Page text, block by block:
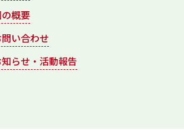
概要
い合わせ
らせ・活動報告